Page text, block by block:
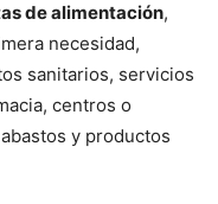
de alimentación,
necesidad,
sanitarios, servicios
centros o
y productos